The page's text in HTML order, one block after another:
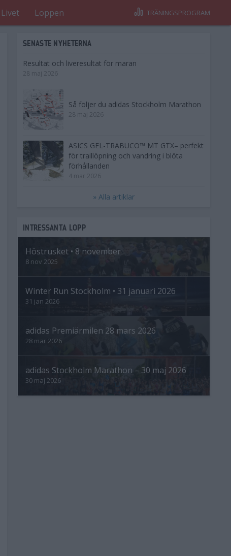
Livet Loppen TRÄNINGSPROGRAM
SENASTE NYHETERNA
Resultat och liveresultat för maran
28 maj 2026
Så följer du adidas Stockholm Marathon
28 maj 2026
ASICS GEL-TRABUCO™ MT GTX– perfekt
för traillöpning och vandring i blöta
förhållanden
4 mar 2026
» Alla artiklar
INTRESSANTA LOPP
Höstrusket • 8 november
8 nov 2025
Winter Run Stockholm • 31 januari 2026
31 jan 2026
adidas Premiärmilen 28 mars 2026
28 mar 2026
adidas Stockholm Marathon – 30 maj 2026
30 maj 2026